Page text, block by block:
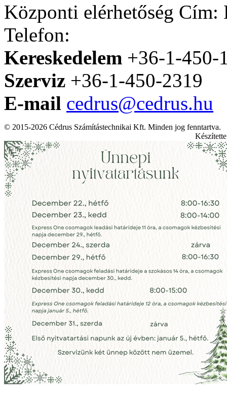
Központi elérhetőség Cím:
Telefon:
Kereskedelem +36-1-450-
Szerviz +36-1-450-2319
E-mail cedrus@cedrus.hu
© 2015-2026 Cédrus Számítástechnikai Kft. Minden jog fenntartva.